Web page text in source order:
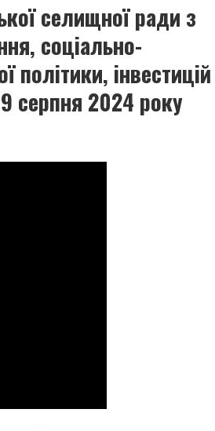
селищної ради з
соціально-
політики,
серпня 2024 року